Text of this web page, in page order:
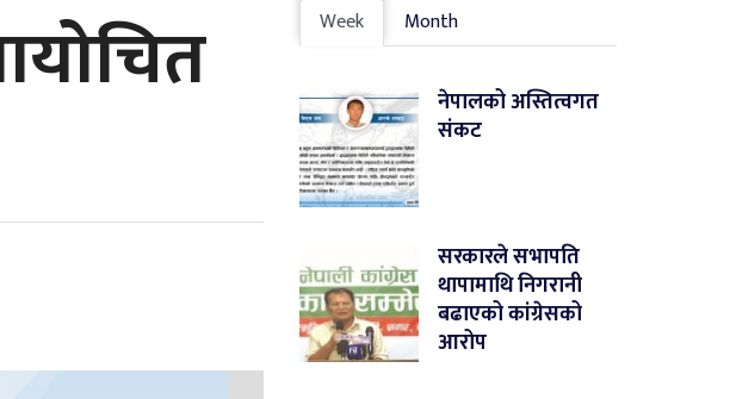
Week Month
नेपालको अस्तित्वगत
संकट
सरकारले सभापति
थापामाथि निगरानी
बढाएको कांग्रेसको
आरोप